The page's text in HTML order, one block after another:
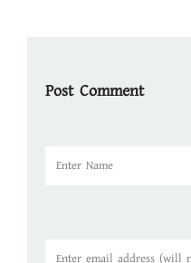
Post Comment